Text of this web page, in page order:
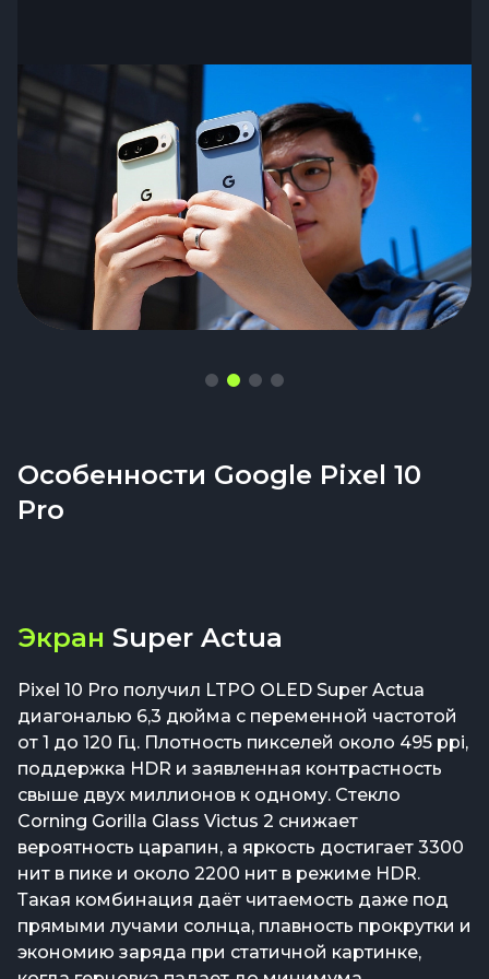
Особенности Google Pixel 10
Pro
Экран Super Actua
Pixel 10 Pro получил LTPO OLED Super Actua
диагональю 6,3 дюйма с переменной частотой
от 1 до 120 Гц. Плотность пикселей около 495 ppi,
поддержка HDR и заявленная контрастность
свыше двух миллионов к одному. Стекло
Corning Gorilla Glass Victus 2 снижает
вероятность царапин, а яркость достигает 3300
нит в пике и около 2200 нит в режиме HDR.
Такая комбинация даёт читаемость даже под
прямыми лучами солнца, плавность прокрутки и
экономию заряда при статичной картинке,